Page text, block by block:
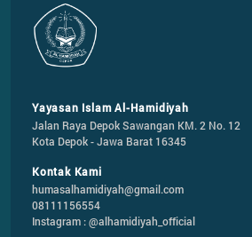
Yayasan Islam Al-Hamidiyah
Jalan Raya Depok Sawangan KM. 2 No. 12
Kota Depok - Jawa Barat 16345
Kontak Kami
humasalhamidiyah@gmail.com
08111156554
Instagram : @alhamidiyah_official